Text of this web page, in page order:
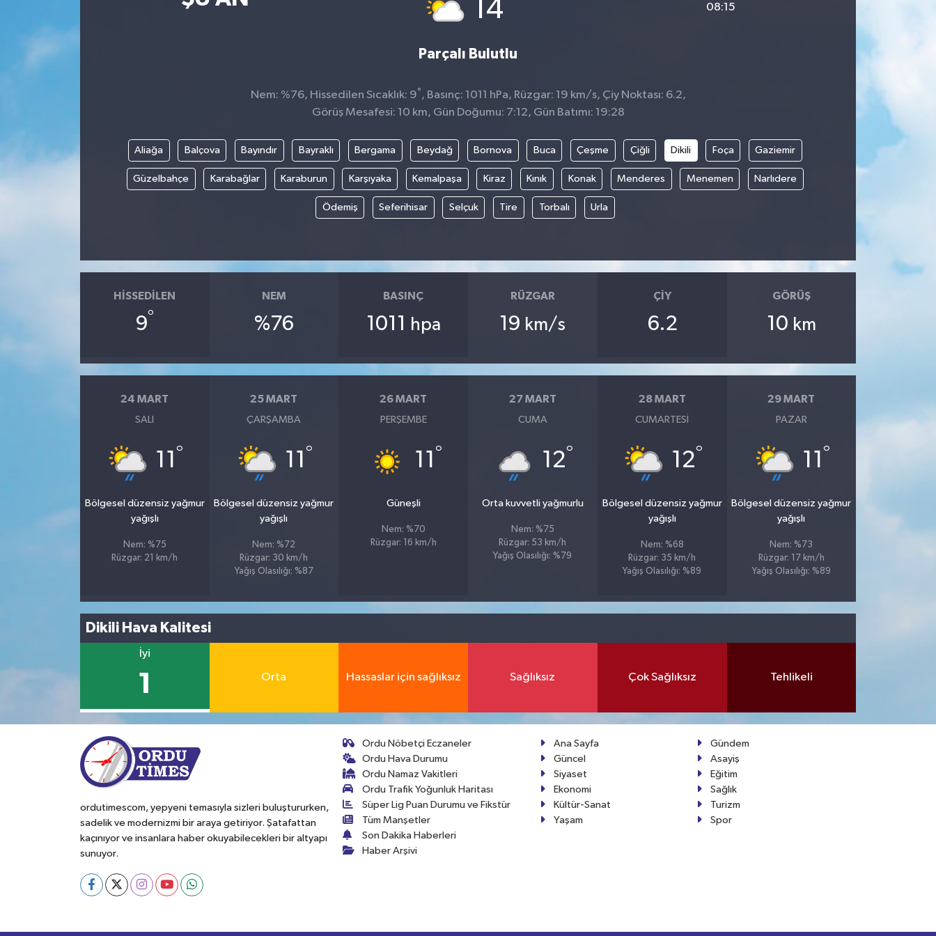
14
Parçalı Bulutlu
08:15
Nem: %76, Hissedilen Sıcaklık: 9° , Basınç: 1011 hPa, Rüzgar: 19 km/s, Çiy Noktası: 6.2,
Görüş Mesafesi: 10 km, Gün Doğumu: 7:12, Gün Batımı: 19:28
Aliağa Balçova Bayındır Bayraklı Bergama Beydağ Bornova Buca Çeşme Çiğli Dikili Foça Gaziemir
Güzelbahçe Karabağlar Karaburun Karşıyaka Kemalpaşa Kiraz Kınık Konak Menderes Menemen Narlıdere
Ödemiş Seferihisar Selçuk Tire Torbalı Urla
HISSEDILEN
9°
NEM
%76
BASINÇ
1011 hpa
RÜZGAR
19 km/s
ÇIY
6.2
GÖRÜŞ
10 km
24 MART
SALI
11 °
Bölgesel düzensiz yağmur
yağışlı
Nem: %75
Rüzgar: 21 km/h
25 MART
ÇARŞAMBA
11 °
Bölgesel düzensiz yağmur
yağışlı
Nem: %72
Rüzgar: 30 km/h
Yağış Olasılığı: %87
26 MART
PERŞEMBE
11 °
Güneşli
Nem: %70
Rüzgar: 16 km/h
27 MART
CUMA
12°
Orta kuvvetli yağmurlu
Nem: %75
Rüzgar: 53 km/h
Yağış Olasılığı: %79
28 MART
CUMARTESI
12°
Bölgesel düzensiz yağmur
yağışlı
Nem: %68
Rüzgar: 35 km/h
Yağış Olasılığı: %89
29 MART
PAZAR
11 °
Bölgesel düzensiz yağmur
yağışlı
Nem: %73
Rüzgar: 17 km/h
Yağış Olasılığı: %89
Dikili Hava Kalitesi
İyi
1 Orta Hassaslar için sağlıksız Sağlıksız Çok Sağlıksız Tehlikeli
ordutimescom, yepyeni temasıyla sizleri buluştururken,
sadelik ve modernizmi bir araya getiriyor. Şatafattan
kaçınıyor ve insanlara haber okuyabilecekleri bir altyapı
sunuyor.
Ordu Nöbetçi Eczaneler
Ordu Hava Durumu
Ordu Namaz Vakitleri
Ordu Trafik Yoğunluk Haritası
Süper Lig Puan Durumu ve Fikstür
Tüm Manşetler
Son Dakika Haberleri
Haber Arşivi
Ana Sayfa
Gündem
Güncel
Asayiş
Siyaset
Eğitim
Ekonomi
Sağlık
Kültür-Sanat
Turizm
Yaşam
Spor
Kültür-Sanat